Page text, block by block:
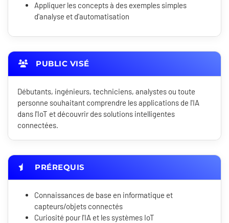
Appliquer les concepts à des exemples simples
d'analyse et d'automatisation
PUBLIC VISÉ
Débutants, ingénieurs, techniciens, analystes ou toute
personne souhaitant comprendre les applications de l'IA
dans l'IoT et découvrir des solutions intelligentes
connectées.
PRÉREQUIS
Connaissances de base en informatique et
capteurs/objets connectés
Curiosité pour l'IA et les systèmes IoT